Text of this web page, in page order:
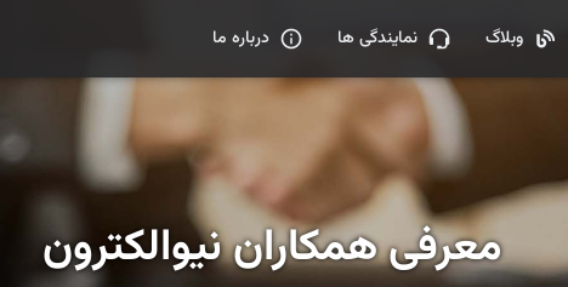
وبلاگ نمایندگی ها درباره ما
معرفی همکاران نیوالکترون